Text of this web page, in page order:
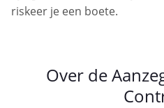
riskeer je een boete.
Over de